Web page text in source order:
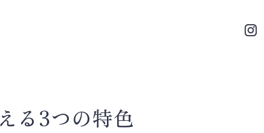
る3つの特色